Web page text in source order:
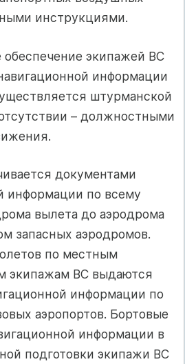
инструкциями.
обеспечение экипажей ВС
информации
штурманской
– должностными
документами
информации по всему
вылета до аэродрома
запасных аэродромов.
по местным
экипажам ВС выдаются
информации по
аэропортов. Бортовые
информации в
подготовки экипажи ВС